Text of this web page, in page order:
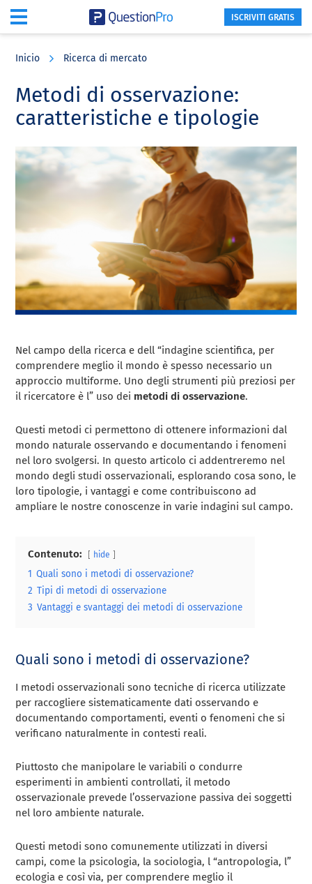
content
sidebar
ISCRIVITI GRATIS
Inicio Ricerca di mercato
Metodi di osservazione:
caratteristiche e tipologie
Nel campo della ricerca e dell “indagine scientifica, per
comprendere meglio il mondo è spesso necessario un
approccio multiforme. Uno degli strumenti più preziosi per
il ricercatore è l” uso dei metodi di osservazione.
Questi metodi ci permettono di ottenere informazioni dal
mondo naturale osservando e documentando i fenomeni
nel loro svolgersi. In questo articolo ci addentreremo nel
mondo degli studi osservazionali, esplorando cosa sono, le
loro tipologie, i vantaggi e come contribuiscono ad
ampliare le nostre conoscenze in varie indagini sul campo.
Contenuto: hide
1 Quali sono i metodi di osservazione?
2 Tipi di metodi di osservazione
3 Vantaggi e svantaggi dei metodi di osservazione
Quali sono i metodi di osservazione?
I metodi osservazionali sono tecniche di ricerca utilizzate
per raccogliere sistematicamente dati osservando e
documentando comportamenti, eventi o fenomeni che si
verificano naturalmente in contesti reali.
Piuttosto che manipolare le variabili o condurre
esperimenti in ambienti controllati, il metodo
osservazionale prevede l’osservazione passiva dei soggetti
nel loro ambiente naturale.
Questi metodi sono comunemente utilizzati in diversi
campi, come la psicologia, la sociologia, l “antropologia, l”
ecologia e così via, per comprendere meglio il